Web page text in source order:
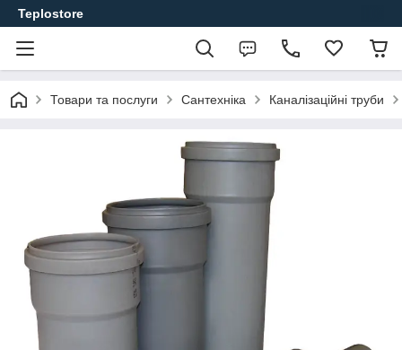
Teplostore
Товари та послуги Сантехніка Каналізаційні труби